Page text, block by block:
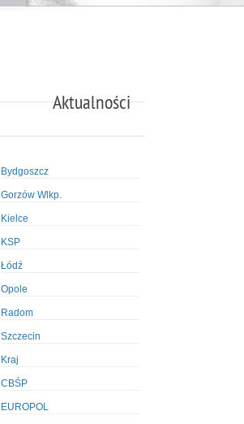
Aktualności
Bydgoszcz
Gorzów Wlkp.
Kielce
KSP
Łódź
Opole
Radom
Szczecin
Kraj
CBŚP
EUROPOL